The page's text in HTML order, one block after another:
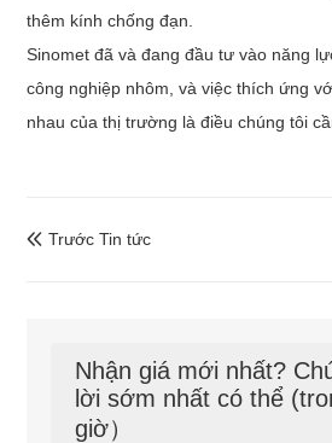
thêm kính chống đạn.
Sinomet đã và đang đầu tư vào năng
công nghiệp nhôm, và việc thích ứng
nhau của thị trường là điều chúng tôi
 Trước Tin tức
Nhận giá mới nhất?
lời sớm nhất có thể
giờ）